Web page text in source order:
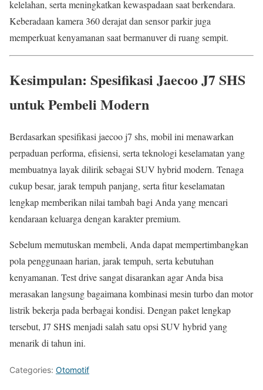
kelelahan, serta meningkatkan kewaspadaan saat berkendara.
Keberadaan kamera 360 derajat dan sensor parkir juga
memperkuat kenyamanan saat bermanuver di ruang sempit.
Kesimpulan: Spesifikasi Jaecoo J7 SHS
untuk Pembeli Modern
Berdasarkan spesifikasi jaecoo j7 shs, mobil ini menawarkan
perpaduan performa, efisiensi, serta teknologi keselamatan yang
membuatnya layak dilirik sebagai SUV hybrid modern. Tenaga
cukup besar, jarak tempuh panjang, serta fitur keselamatan
lengkap memberikan nilai tambah bagi Anda yang mencari
kendaraan keluarga dengan karakter premium.
Sebelum memutuskan membeli, Anda dapat mempertimbangkan
pola penggunaan harian, jarak tempuh, serta kebutuhan
kenyamanan. Test drive sangat disarankan agar Anda bisa
merasakan langsung bagaimana kombinasi mesin turbo dan motor
listrik bekerja pada berbagai kondisi. Dengan paket lengkap
tersebut, J7 SHS menjadi salah satu opsi SUV hybrid yang
menarik di tahun ini.
Categories: Otomotif